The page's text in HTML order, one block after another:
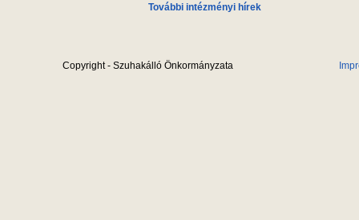
További intézményi hírek
Copyright - Szuhakálló Önkormányzata